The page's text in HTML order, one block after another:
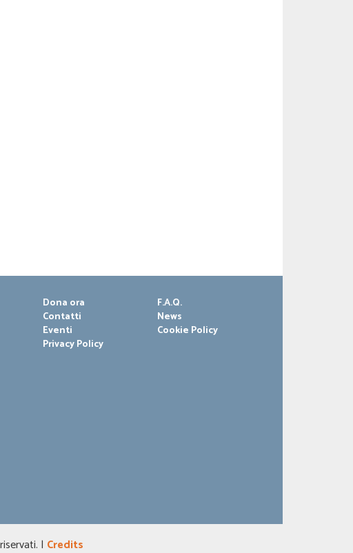
Dona ora
F.A.Q.
Contatti
News
Eventi
Cookie Policy
Privacy Policy
| Credits